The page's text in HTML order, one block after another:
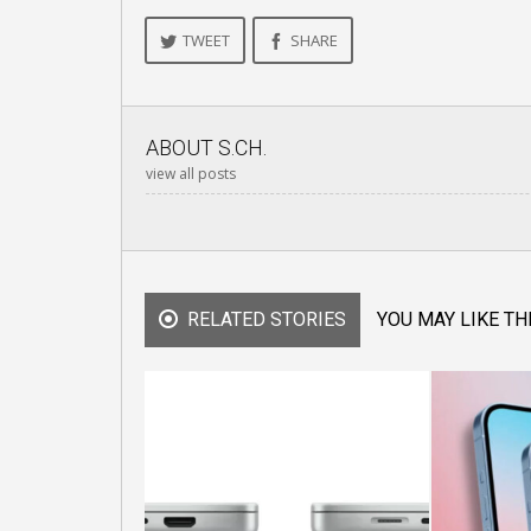
TWEET SHARE
ABOUT S.CH.
view all posts
RELATED STORIES YOU MAY LIKE